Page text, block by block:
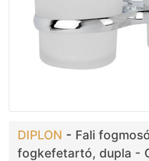
DIPLON - Fali
fogkefetartó, dupla -